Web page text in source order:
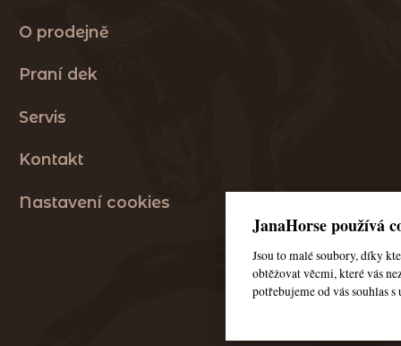
O prodejně
Praní dek
Servis
Kontakt
Nastavení cookies
JanaHorse používá
Jsou to malé soubory, díky
obtěžovat věcmi, které vás
potřebujeme od vás souhlas